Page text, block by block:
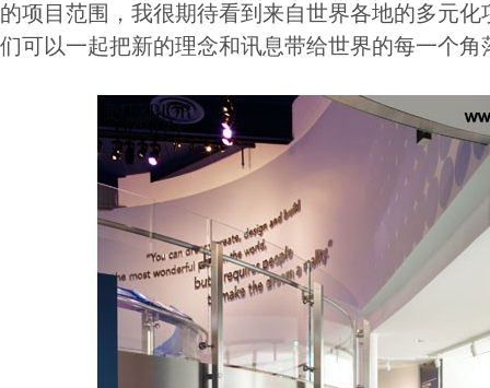
的项目范围，我很期待看到来自世界各地的多元
们可以一起把新的理念和讯息带给世界的每一个角